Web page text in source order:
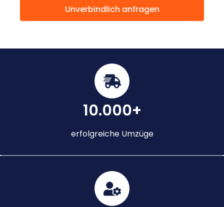
Unverbindlich anfragen
10.000+
erfolgreiche Umzüge